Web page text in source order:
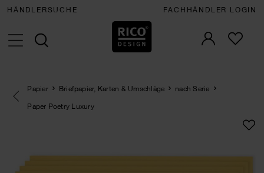
HÄNDLERSUCHE FACHHÄNDLER LOGIN
Eine Kategorie zurück navigieren
Papier Briefpapier, Karten & Umschläge
nach Serie
Paper Poetry Luxury